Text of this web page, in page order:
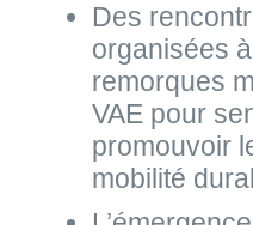
Des
organisées
remorques
VAE pour
promouvoir
mobilité